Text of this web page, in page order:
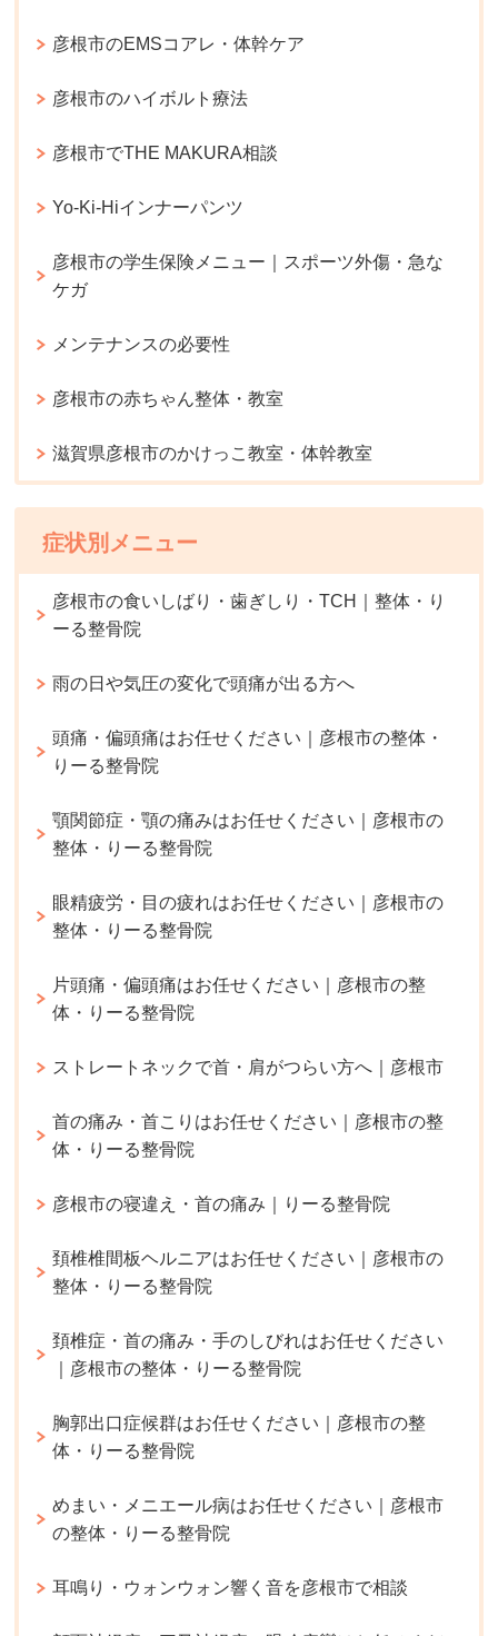
彦根市のEMSコアレ・体幹ケア
彦根市のハイボルト療法
彦根市でTHE MAKURA相談
Yo-Ki-Hiインナーパンツ
彦根市の学生保険メニュー｜スポーツ外傷・急な
ケガ
メンテナンスの必要性
彦根市の赤ちゃん整体・教室
滋賀県彦根市のかけっこ教室・体幹教室
症状別メニュー
彦根市の食いしばり・歯ぎしり・TCH｜整体・り
ーる整骨院
雨の日や気圧の変化で頭痛が出る方へ
頭痛・偏頭痛はお任せください｜彦根市の整体・
りーる整骨院
顎関節症・顎の痛みはお任せください｜彦根市の
整体・りーる整骨院
眼精疲労・目の疲れはお任せください｜彦根市の
整体・りーる整骨院
片頭痛・偏頭痛はお任せください｜彦根市の整
体・りーる整骨院
ストレートネックで首・肩がつらい方へ｜彦根市
首の痛み・首こりはお任せください｜彦根市の整
体・りーる整骨院
彦根市の寝違え・首の痛み｜りーる整骨院
頚椎椎間板ヘルニアはお任せください｜彦根市の
整体・りーる整骨院
頚椎症・首の痛み・手のしびれはお任せください
｜彦根市の整体・りーる整骨院
胸郭出口症候群はお任せください｜彦根市の整
体・りーる整骨院
めまい・メニエール病はお任せください｜彦根市
の整体・りーる整骨院
耳鳴り・ウォンウォン響く音を彦根市で相談